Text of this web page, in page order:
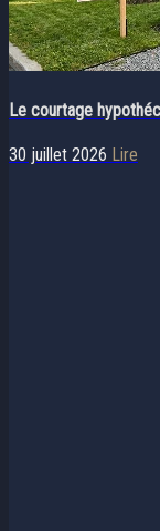
Le courtage
30 juillet 2026 Lire